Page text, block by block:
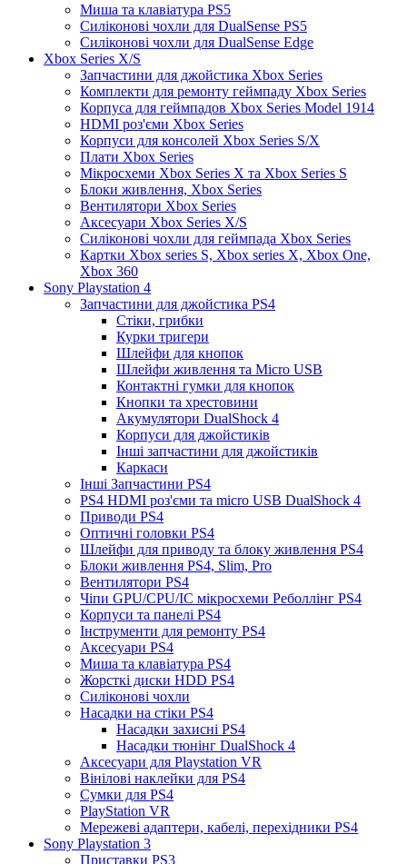
Миша та клавіатура PS5
Силіконові чохли для DualSense PS5
Силіконові чохли для DualSense Edge
Xbox Series X/S
Запчастини для джойстика Xbox Series
Комплекти для ремонту геймпаду Xbox Series
Корпуса для геймпадов Xbox Series Model 1914
HDMI роз'єми Xbox Series
Корпуси для консолей Xbox Series S/X
Плати Xbox Series
Мікросхеми Xbox Series X та Xbox Series S
Блоки живлення, Xbox Series
Вентилятори Xbox Series
Аксесуари Xbox Series X/S
Силіконові чохли для геймпада Xbox Series
Картки Xbox series S, Xbox series X, Xbox One,
Xbox 360
Sony Playstation 4
Запчастини для джойстика PS4
Стіки, грибки
Курки тригери
Шлейфи для кнопок
Шлейфи живлення та Micro USB
Контактні гумки для кнопок
Кнопки та хрестовини
Акумулятори DualShock 4
Корпуси для джойстиків
Інші запчастини для джойстиків
Каркаси
Інші Запчастини PS4
PS4 HDMI роз'єми та micro USB DualShock 4
Приводи PS4
Оптичні головки PS4
Шлейфи для приводу та блоку живлення PS4
Блоки живлення PS4, Slim, Pro
Вентилятори PS4
Чіпи GPU/CPU/IC мікросхеми Реболлінг PS4
Корпуси та панелі PS4
Інструменти для ремонту PS4
Аксесуари PS4
Миша та клавіатура PS4
Жорсткі диски HDD PS4
Силіконові чохли
Насадки на стіки PS4
Насадки захисні PS4
Насадки тюнінг DualShock 4
Аксесуари для Playstation VR
Вінілові наклейки для PS4
Сумки для PS4
PlayStation VR
Мережеві адаптери, кабелі, перехідники PS4
Sony Playstation 3
Приставки PS3